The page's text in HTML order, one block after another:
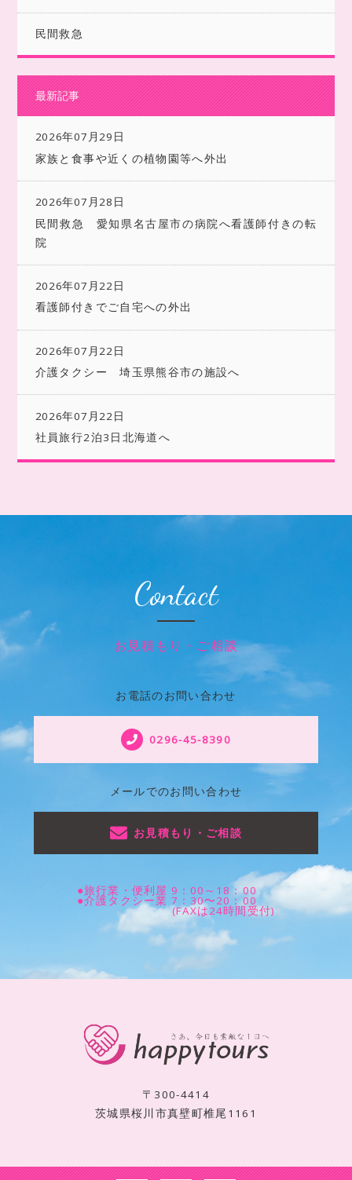
民間救急
最新記事
2026年07月29日
家族と食事や近くの植物園等へ外出
2026年07月28日
民間救急 愛知県名古屋市の病院へ看護師付きの転
院
2026年07月22日
看護師付きでご自宅への外出
2026年07月22日
介護タクシー 埼玉県熊谷市の施設へ
2026年07月22日
社員旅行2泊3日北海道へ
Contact
お見積もり・ご相談
お電話のお問い合わせ
0296-45-8390
メールでのお問い合わせ
お見積もり・ご相談
●旅行業・便利屋 9：00～18：00
●介護タクシー業 7：30〜20：00
(FAXは24時間受付)
〒300-4414
茨城県桜川市真壁町椎尾1161